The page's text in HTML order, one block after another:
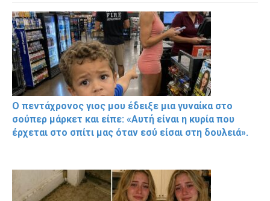
Ο πεντάχρονος γιος μου έδειξε μια γυναίκα στο
σούπερ μάρκετ και είπε: «Αυτή είναι η κυρία που
έρχεται στο σπίτι μας όταν εσύ είσαι στη δουλειά».